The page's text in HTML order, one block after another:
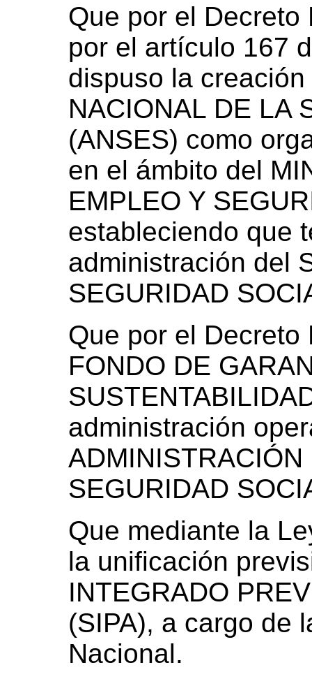
Que por el Decreto
por el artículo 167
dispuso la
NACIONAL DE LA
(ANSES) como
en el ámbito del
EMPLEO Y
estableciendo que
administración del
SEGURIDAD
Que por el Decreto
FONDO DE
administración
SEGURIDAD
Que mediante la
la unificación
INTEGRADO
(SIPA), a cargo de
Nacional.